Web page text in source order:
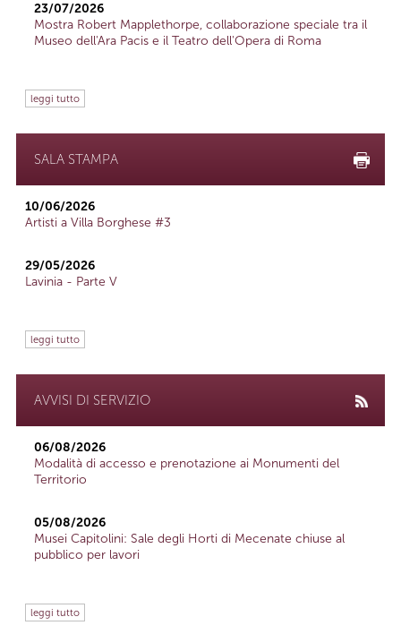
23/07/2026
Mostra Robert Mapplethorpe, collaborazione speciale tra il
Museo dell'Ara Pacis e il Teatro dell'Opera di Roma
leggi tutto
SALA STAMPA
10/06/2026
Artisti a Villa Borghese #3
29/05/2026
Lavinia - Parte V
leggi tutto
AVVISI DI SERVIZIO
06/08/2026
Modalità di accesso e prenotazione ai Monumenti del
Territorio
05/08/2026
Musei Capitolini: Sale degli Horti di Mecenate chiuse al
pubblico per lavori
leggi tutto